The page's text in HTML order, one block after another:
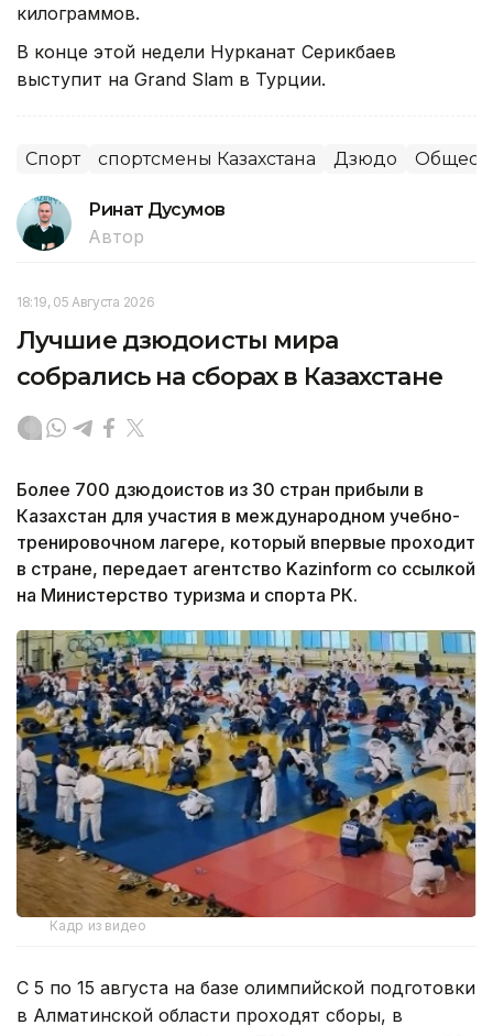
килограммов.
В конце этой недели Нурканат Серикбаев
выступит на Grand Slam в Турции.
Спорт спортсмены Казахстана Дзюдо
Ринат Дусумов
Автор
18:19, 05 Августа 2026
Лучшие дзюдоисты мира
собрались на сборах в Казахстане
Более 700 дзюдоистов из 30 стран прибыли в
Казахстан для участия в международном учебно-
тренировочном лагере, который впервые проходит
в стране, передает агентство Kazinform со ссылкой
на Министерство туризма и спорта РК.
Кадр из видео
С 5 по 15 августа на базе олимпийской подготовки
в Алматинской области проходят сборы, в